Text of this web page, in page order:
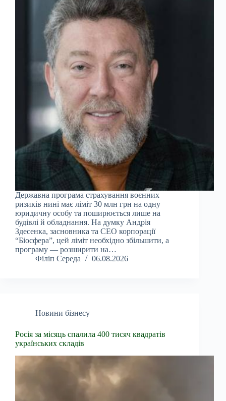
Державна програма страхування воєнних
ризиків нині має ліміт 30 млн грн на одну
юридичну особу та поширюється лише на
будівлі й обладнання. На думку Андрія
Здесенка, засновника та CEO корпорації
“Біосфера”, цей ліміт необхідно збільшити, а
програму — розширити на…
Філіп Середа
06.08.2026
Новини бізнесу
Росія за місяць спалила 400 тисяч квадратів
українських складів